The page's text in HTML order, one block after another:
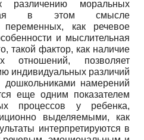
различению моральных
в этом смысле
переменных, как речевое
и мыслительная
такой фактор, как наличие
отношений, позволяет
индивидуальных различий
дошкольниками намерений
еще одним показателем
процессов у ребенка,
выделяемыми, как
интерпретируются в